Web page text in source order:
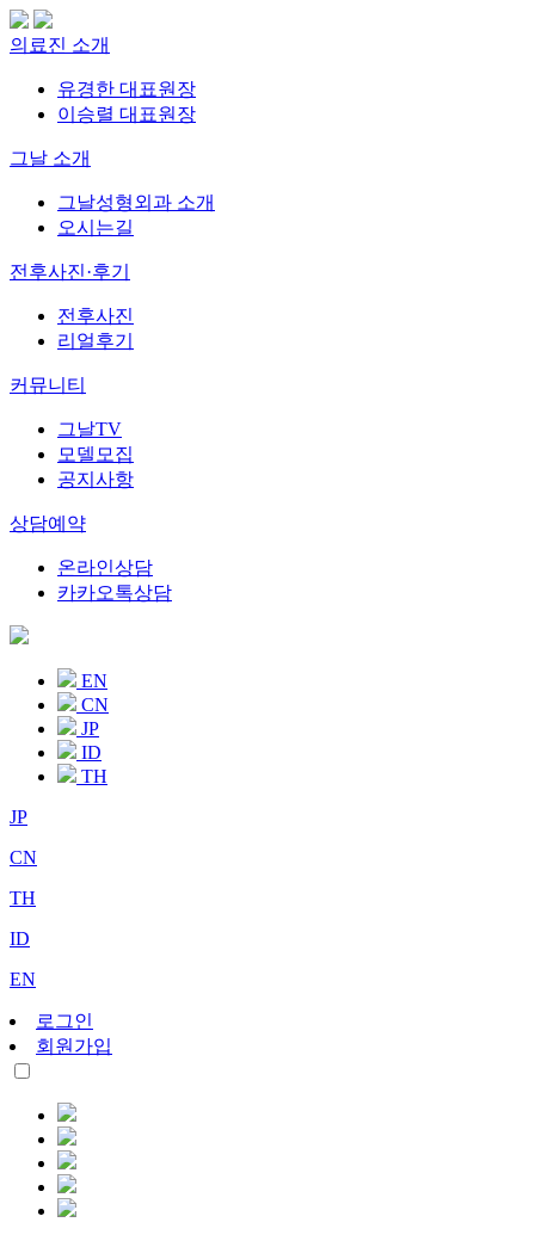
의료진 소개
유경한 대표원장
이승렬 대표원장
그날 소개
그날성형외과 소개
오시는길
전후사진·후기
전후사진
리얼후기
커뮤니티
그날TV
모델모집
공지사항
상담예약
온라인상담
카카오톡상담
EN
CN
JP
ID
TH
JP
CN
TH
ID
EN
로그인
회원가입